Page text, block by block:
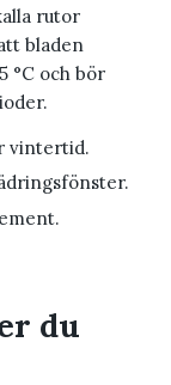
rutor
bladen
°C och bör
vintertid.
du